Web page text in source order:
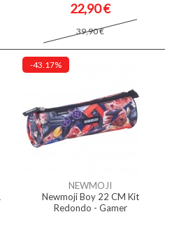
22,90 €
39,90 €
-43.17%
NEWMOJI
Newmoji Boy 22 CM Kit
Redondo - Gamer